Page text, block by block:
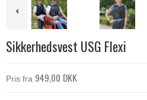
Sikkerhedsvest USG Flexi
Pris fra 949,00 DKK